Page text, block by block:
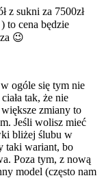
z sukni za 7500zł
to cena będzie
😉
ogóle się tym nie
tak, że nie
zmiany to
Jeśli wolisz mieć
bliżej ślubu w
taki wariant, bo
Poza tym, z nową
model (często nam